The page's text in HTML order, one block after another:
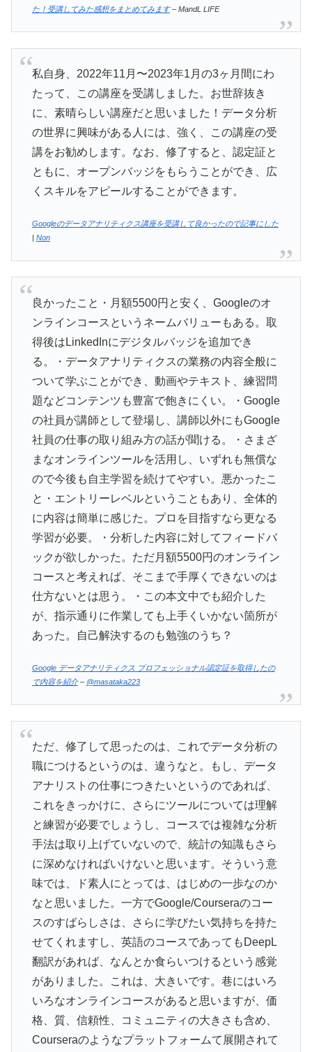
た！受講してみた感想をまとめてみます– MandL LIFE
私自身、2022年11月〜2023年1月の3ヶ月間にわ
たって、この講座を受講しました。お世辞抜き
に、素晴らしい講座だと思いました！データ分析
の世界に興味がある人には、強く、この講座の受
講をお勧めします。なお、修了すると、認定証と
ともに、オープンバッジをもらうことができ、広
くスキルをアピールすることができます。
Googleのデータアナリティクス講座を受講して良かったので記事にした
Non
良かったこと・月額5500円と安く、Googleのオ
ンラインコースというネームバリューもある。取
得後はLinkedInにデジタルバッジを追加でき
る。・データアナリティクスの業務の内容全般に
ついて学ぶことができ、動画やテキスト、練習問
題などコンテンツも豊富で飽きにくい。・Google
の社員が講師として登場し、講師以外にもGoogle
社員の仕事の取り組み方の話が聞ける。・さまざ
まなオンラインツールを活用し、いずれも無償な
ので今後も自主学習を続けてやすい。悪かったこ
と・エントリーレベルということもあり、全体的
に内容は簡単に感じた。プロを目指すなら更なる
学習が必要。・分析した内容に対してフィードバ
ックが欲しかった。ただ月額5500円のオンライン
コースと考えれば、そこまで手厚くできないのは
仕方ないとは思う。・この本文中でも紹介した
が、指示通りに作業しても上手くいかない箇所が
あった。自己解決するのも勉強のうち？
Google データアナリティクス プロフェッショナル認定証を取得したの
で内容を紹介– @masataka223
ただ、修了して思ったのは、これでデータ分析の
職につけるというのは、違うなと。もし、データ
アナリストの仕事につきたいというのであれば、
これをきっかけに、さらにツールについては理解
と練習が必要でしょうし、コースでは複雑な分析
手法は取り上げていないので、統計の知識もさら
に深めなければいけないと思います。そういう意
味では、ド素人にとっては、はじめの一歩なのか
なと思いました。一方でGoogle/Courseraのコー
スのすばらしさは、さらに学びたい気持ちを持た
せてくれますし、英語のコースであってもDeepL
翻訳があれば、なんとか食らいつけるという感覚
がありました。これは、大きいです。巷にはいろ
いろなオンラインコースがあると思いますが、価
格、質、信頼性、コミュニティの大きさも含め、
Courseraのようなプラットフォームて展開されて